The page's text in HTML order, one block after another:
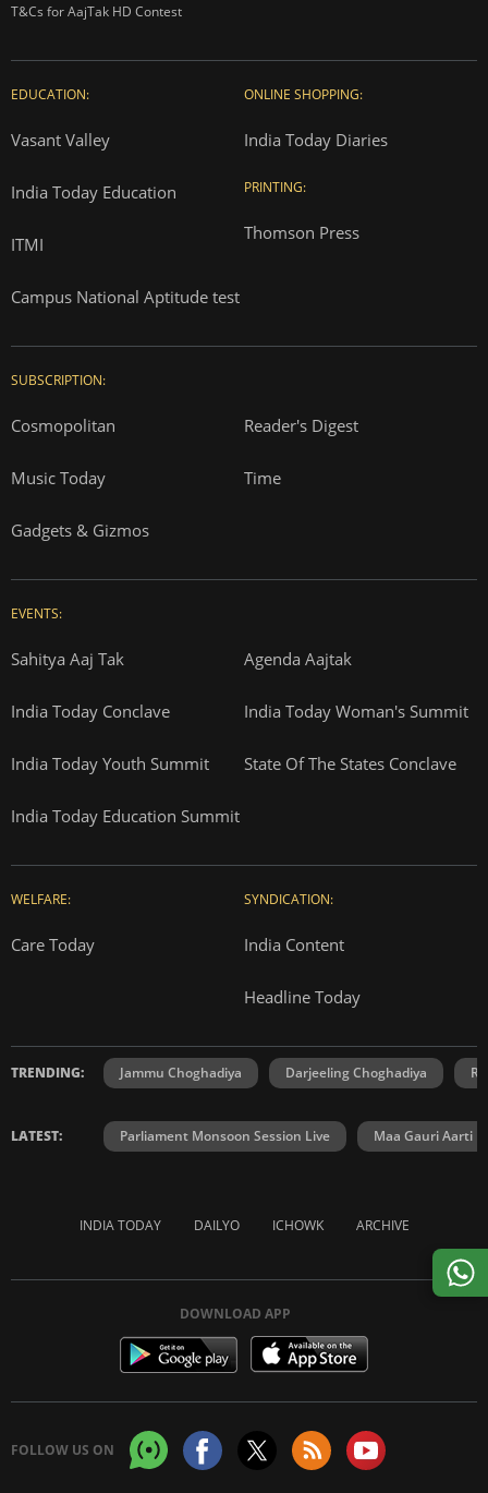
T&Cs for AajTak HD Contest
EDUCATION:
Vasant Valley
India Today Education
ITMI
Campus National Aptitude test
ONLINE SHOPPING:
India Today Diaries
PRINTING:
Thomson Press
SUBSCRIPTION:
Cosmopolitan Reader's Digest
Music Today Time
Gadgets & Gizmos
EVENTS:
Sahitya Aaj Tak Agenda Aajtak
India Today Conclave India Today Woman's Summit
India Today Youth Summit State Of The States Conclave
India Today Education Summit
WELFARE:
Care Today
SYNDICATION:
India Content
Headline Today
TRENDING: Jammu Choghadiya Darjeeling Choghadiya
LATEST: Parliament Monsoon Session Live Maa Gauri Aarti
INDIA TODAY DAILYO ICHOWK ARCHIVE
DOWNLOAD APP
FOLLOW US ON